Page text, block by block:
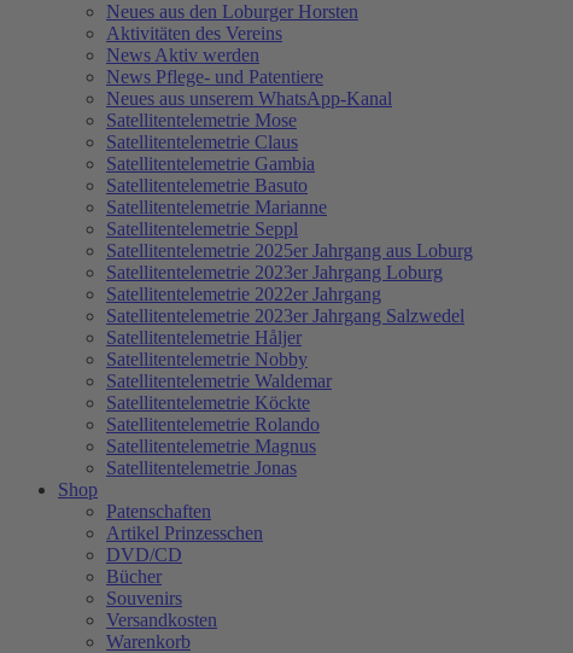
Neues aus den Loburger Horsten
Aktivitäten des Vereins
News Aktiv werden
News Pflege- und Patentiere
Neues aus unserem WhatsApp-Kanal
Satellitentelemetrie Mose
Satellitentelemetrie Claus
Satellitentelemetrie Gambia
Satellitentelemetrie Basuto
Satellitentelemetrie Marianne
Satellitentelemetrie Seppl
Satellitentelemetrie 2025er Jahrgang aus Loburg
Satellitentelemetrie 2023er Jahrgang Loburg
Satellitentelemetrie 2022er Jahrgang
Satellitentelemetrie 2023er Jahrgang Salzwedel
Satellitentelemetrie Håljer
Satellitentelemetrie Nobby
Satellitentelemetrie Waldemar
Satellitentelemetrie Köckte
Satellitentelemetrie Rolando
Satellitentelemetrie Magnus
Satellitentelemetrie Jonas
Shop
Patenschaften
Artikel Prinzesschen
DVD/CD
Bücher
Souvenirs
Versandkosten
Warenkorb